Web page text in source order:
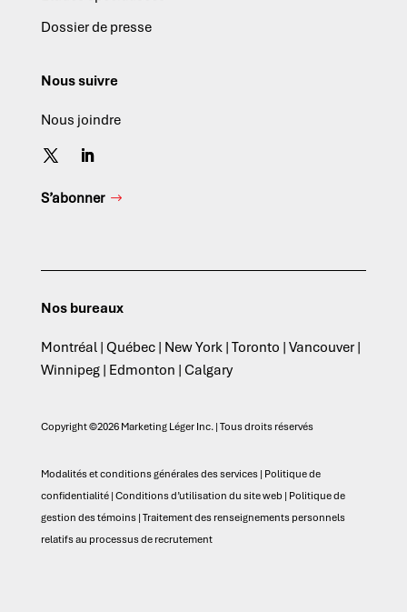
Dossier de presse
Nous suivre
Nous joindre
S’abonner
Nos bureaux
Montréal | Québec | New York | Toronto | Vancouver |
Winnipeg | Edmonton | Calgary
Copyright ©2026 Marketing Léger Inc. | Tous droits réservés
Modalités et conditions générales des services| Politique de
confidentialité| Conditions d’utilisation du site web | Politique de
gestion des témoins| Traitement des renseignements personnels
relatifs au processus de recrutement